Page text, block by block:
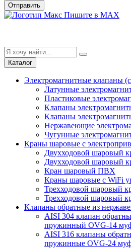
Отправить
Пишите в MAX
Каталог
Электромагнитные клапаны
Латунные
Пластиковые
Клапаны
Клапаны
Нержавеющие
Чугунные
Краны шаровые с
Двухходовой шаровый
Двухходовой шаровый
Кран шаровый ПВХ
Краны шаровые с WiFi
Трехходовой шаровый
Трехходовой шаровый
Клапаны обратные из
AISI 304 клапан
пружинный OVG-14
AISI 316 клапаны
пружинные OVG-24